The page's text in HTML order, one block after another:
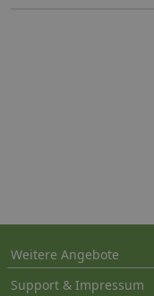
Weitere Angebote
Support & Impressum